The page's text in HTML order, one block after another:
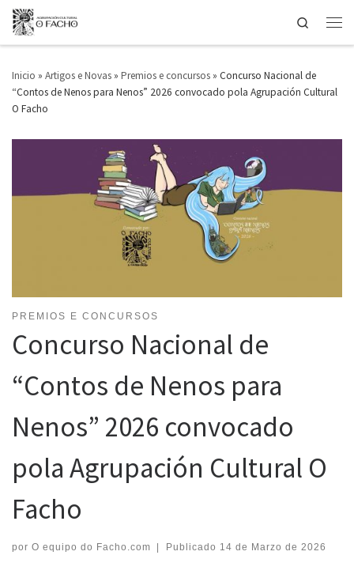
Saltar ao contido
Search
Inicio » Artigos e Novas » Premios e concursos » Concurso Nacional de
“Contos de Nenos para Nenos” 2026 convocado pola Agrupación Cultural
O Facho
PREMIOS E CONCURSOS
Concurso Nacional de
“Contos de Nenos para
Nenos” 2026 convocado
pola Agrupación Cultural O
Facho
por O equipo do Facho.com Publicado 14 de Marzo de 2026